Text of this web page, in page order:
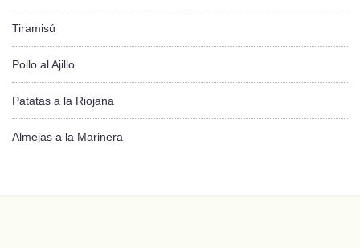
Tiramisú
Pollo al Ajillo
Patatas a la Riojana
Almejas a la Marinera